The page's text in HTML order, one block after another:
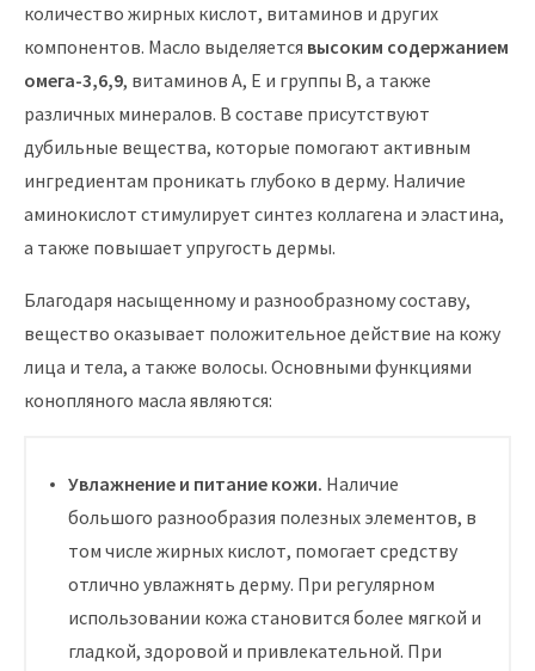
количество жирных кислот, витаминов и других
компонентов. Масло выделяется высоким содержанием
омега-3,6,9, витаминов А, Е и группы В, а также
различных минералов. В составе присутствуют
дубильные вещества, которые помогают активным
ингредиентам проникать глубоко в дерму. Наличие
аминокислот стимулирует синтез коллагена и эластина,
а также повышает упругость дермы.
Благодаря насыщенному и разнообразному составу,
вещество оказывает положительное действие на кожу
лица и тела, а также волосы. Основными функциями
конопляного масла являются:
Увлажнение и питание кожи. Наличие
большого разнообразия полезных элементов, в
том числе жирных кислот, помогает средству
отлично увлажнять дерму. При регулярном
использовании кожа становится более мягкой и
гладкой, здоровой и привлекательной. При